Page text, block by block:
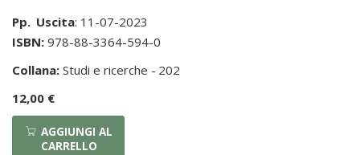
Pp. Uscita: 11-07-2023
ISBN: 978-88-3364-594-0
Collana: Studi e ricerche - 202
12,00 €
AGGIUNGI AL
CARRELLO